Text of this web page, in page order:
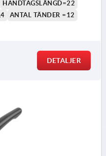
HANDTAGSLÄNGD=22
ANTAL TÄNDER =12
DETALJER